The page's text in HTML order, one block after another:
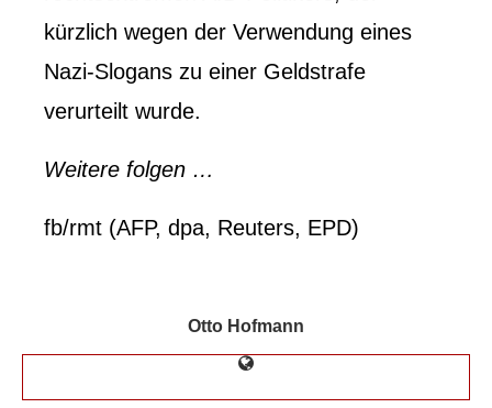
kürzlich wegen der Verwendung eines
Nazi-Slogans zu einer Geldstrafe
verurteilt wurde.
Weitere folgen …
fb/rmt (AFP, dpa, Reuters, EPD)
Otto Hofmann